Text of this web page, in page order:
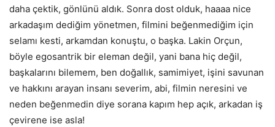
daha çektik, gönlünü aldık. Sonra dost olduk, haaaa nice
arkadaşım dediğim yönetmen, filmini beğenmediğim için
selamı kesti, arkamdan konuştu, o başka. Lakin Orçun,
böyle egosantrik bir eleman değil, yani bana hiç değil,
başkalarını bilemem, ben doğallık, samimiyet, işini savunan
ve hakkını arayan insanı severim, abi, filmin neresini ve
neden beğenmedin diye sorana kapım hep açık, arkadan iş
çevirene ise asla!